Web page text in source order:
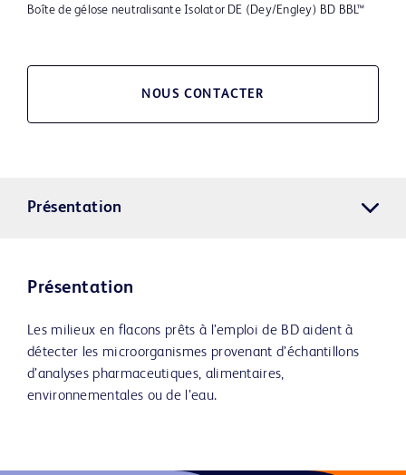
Boîte de gélose neutralisante Isolator DE (Dey/Engley) BD BBL™
NOUS CONTACTER
Présentation
Présentation
Les milieux en flacons prêts à l’emploi de BD aident à
détecter les microorganismes provenant d’échantillons
d’analyses pharmaceutiques, alimentaires,
environnementales ou de l’eau.